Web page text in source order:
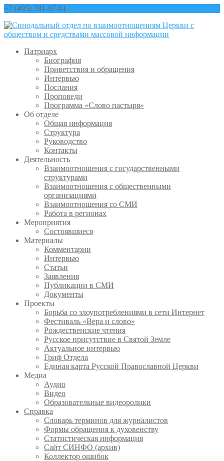
+7 (495) 781-97-61
Патриарх
Биография
Приветствия и обращения
Интервью
Послания
Проповеди
Программа «Слово пастыря»
Об отделе
Общая информация
Структура
Руководство
Контакты
Деятельность
Взаимоотношения с государственными
структурами
Взаимоотношения с общественными
организациями
Взаимоотношения со СМИ
Работа в регионах
Мероприятия
Состоявшиеся
Материалы
Комментарии
Интервью
Статьи
Заявления
Публикации в СМИ
Документы
Проекты
Борьба со злоупотреблениями в сети Интернет
Фестиваль «Вера и слово»
Рождественские чтения
Русское присутствие в Святой Земле
Актуальное интервью
Гриф Отдела
Единая карта Русской Православной Церкви
Медиа
Аудио
Видео
Образовательные видеоролики
Справка
Словарь терминов для журналистов
Формы обращения к духовенству
Статистическая информация
Сайт СИНФО (архив)
Коллектор ошибок